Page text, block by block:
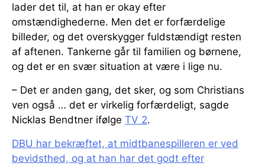
lader det til, at han er okay efter
omstændighederne. Men det er forfærdelige
billeder, og det overskygger fuldstændigt resten
af aftenen. Tankerne går til familien og børnene,
og det er en svær situation at være i lige nu.
– Det er anden gang, det sker, og som Christians
ven også … det er virkelig forfærdeligt, sagde
Nicklas Bendtner ifølge TV 2.
DBU har bekræftet, at midtbanespilleren er ved
bevidsthed, og at han har det godt efter